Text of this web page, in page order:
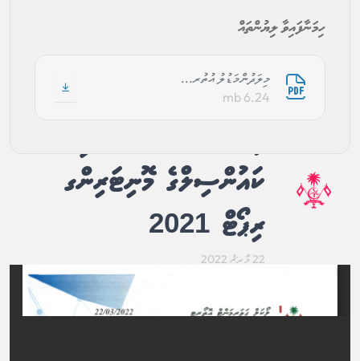
ހިމަނާފައިވާ ލިޔުންތައް
މިލަދުންމަޑުލު އުތުރ...
6.24 mb
ކައުންސިލްގެ މޮނިޓަރިންގ
ރިޕޯޓް 2021
22 މާރިޗު 2022